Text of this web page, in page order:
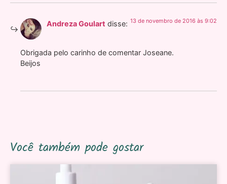
Andreza Goulart disse: 13 de novembro de 2016 às 9:02
Obrigada pelo carinho de comentar Joseane.
Beijos
Você também pode gostar